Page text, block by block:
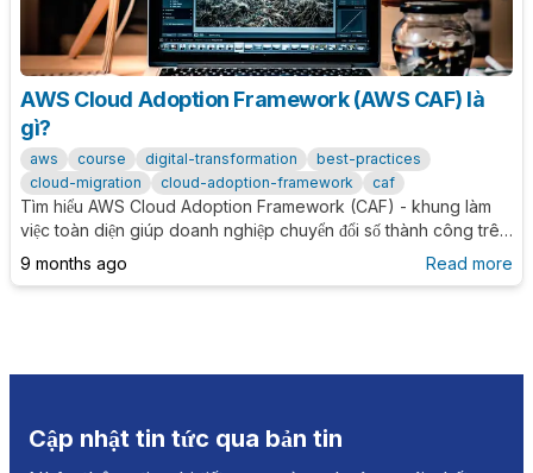
AWS Cloud Adoption Framework (AWS CAF) là
gì?
aws course digital-transformation
best-practices
cloud-migration
cloud-adoption-framework caf
Tìm hiểu AWS Cloud Adoption Framework (CAF) - khung làm
việc toàn diện giúp doanh nghiệp chuyển đổi số thành công trên
AWS Cloud thông qua 6 góc nhìn: Business, People,
Governance, Platform, Security và Operations.
9 months ago Read more
Cập nhật tin tức qua bản tin